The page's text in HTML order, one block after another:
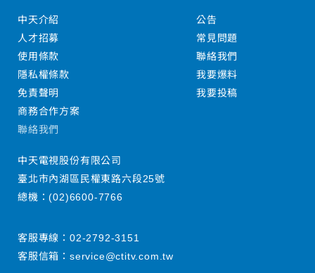
中天介紹
人才招募
使用條款
隱私權條款
免責聲明
商務合作方案
公告
常見問題
聯絡我們
我要爆料
我要投稿
聯絡我們
中天電視股份有限公司
臺北市內湖區民權東路六段25號
總機：(02)6600-7766
客服專線： 02-2792-3151
客服信箱： service@ctitv.com.tw